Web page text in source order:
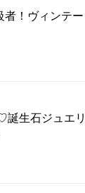
！ヴィンテ
生石ジュエ